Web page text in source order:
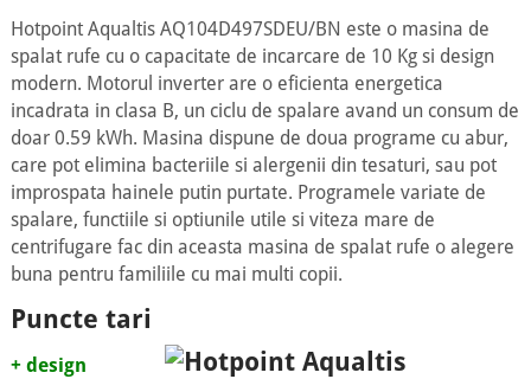
Hotpoint Aqualtis AQ104D497SDEU/BN este o masina de
spalat rufe cu o capacitate de incarcare de 10 Kg si design
modern. Motorul inverter are o eficienta energetica
incadrata in clasa B, un ciclu de spalare avand un consum de
doar 0.59 kWh. Masina dispune de doua programe cu abur,
care pot elimina bacteriile si alergenii din tesaturi, sau pot
improspata hainele putin purtate. Programele variate de
spalare, functiile si optiunile utile si viteza mare de
centrifugare fac din aceasta masina de spalat rufe o alegere
buna pentru familiile cu mai multi copii.
Puncte tari
+ design